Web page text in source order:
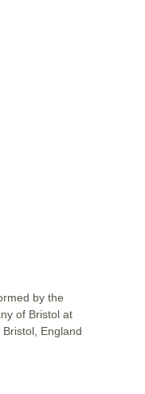
by the
of Bristol at
England